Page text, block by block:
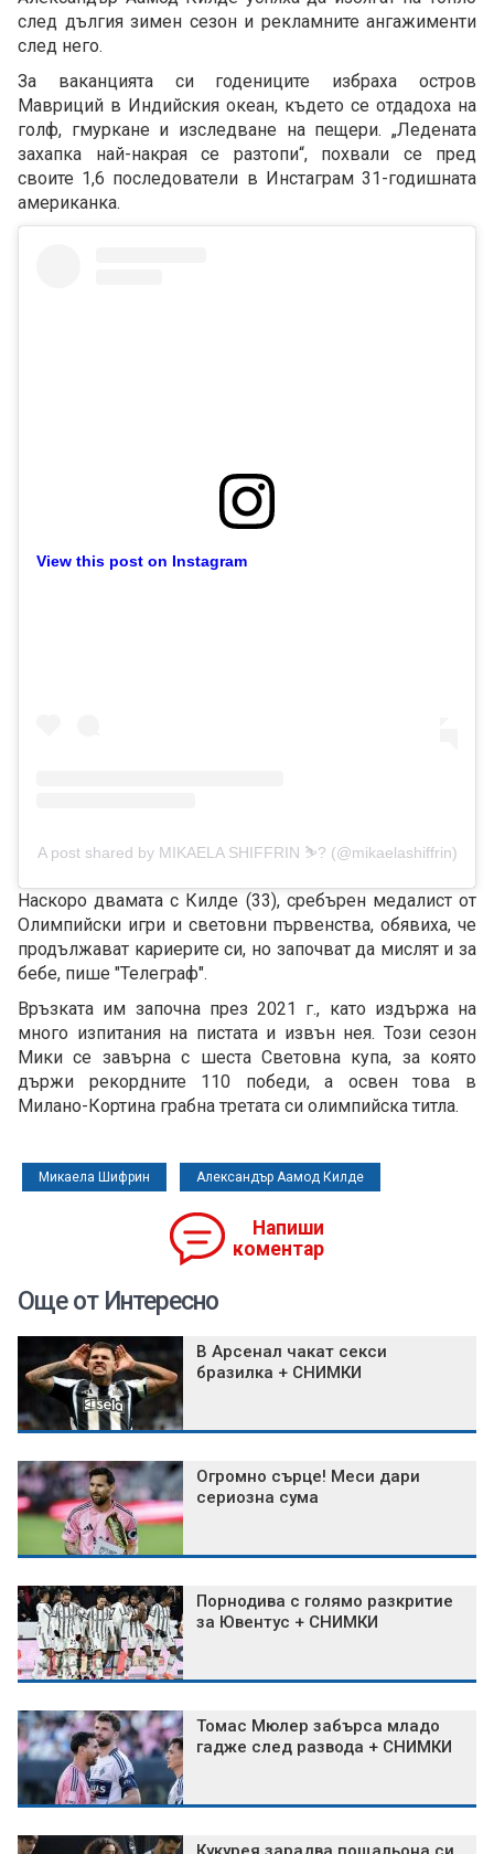
след дългия зимен сезон и рекламните ангажименти
след него.
За ваканцията си годениците избраха остров
Мавриций в Индийския океан, където се отдадоха на
голф, гмуркане и изследване на пещери. „Ледената
захапка най-накрая се разтопи“, похвали се пред
своите 1,6 последователи в Инстаграм 31-годишната
американка.
View this post on Instagram
A post shared by MIKAELA SHIFFRIN ⛷? (@mikaelashiffrin)
Наскоро двамата с Килде (33), сребърен медалист от
Олимпийски игри и световни първенства, обявиха, че
продължават кариерите си, но започват да мислят и за
бебе, пише "Телеграф".
Връзката им започна през 2021 г., като издържа на
много изпитания на пистата и извън нея. Този сезон
Мики се завърна с шеста Световна купа, за която
държи рекордните 110 победи, а освен това в
Милано-Кортина грабна третата си олимпийска титла.
Микаела Шифрин Александър Аамод Килде
Напиши
коментар
Още от Интересно
В Арсенал чакат секси
бразилка + СНИМКИ
Огромно сърце! Меси дари
сериозна сума
Порнодива с голямо разкритие
за Ювентус + СНИМКИ
Томас Мюлер забърса младо
гадже след развода + СНИМКИ